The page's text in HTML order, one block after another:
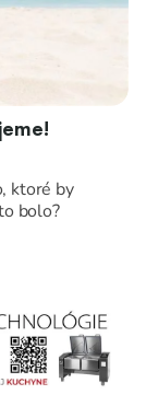
ktoré by
bolo?